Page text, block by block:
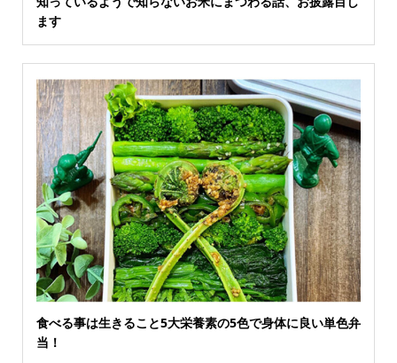
ます
食べる事は生きること5大栄養素の5色で身体に良い単色弁
当！